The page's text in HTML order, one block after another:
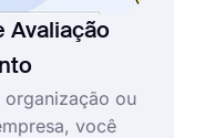
Avaliação
ou
você